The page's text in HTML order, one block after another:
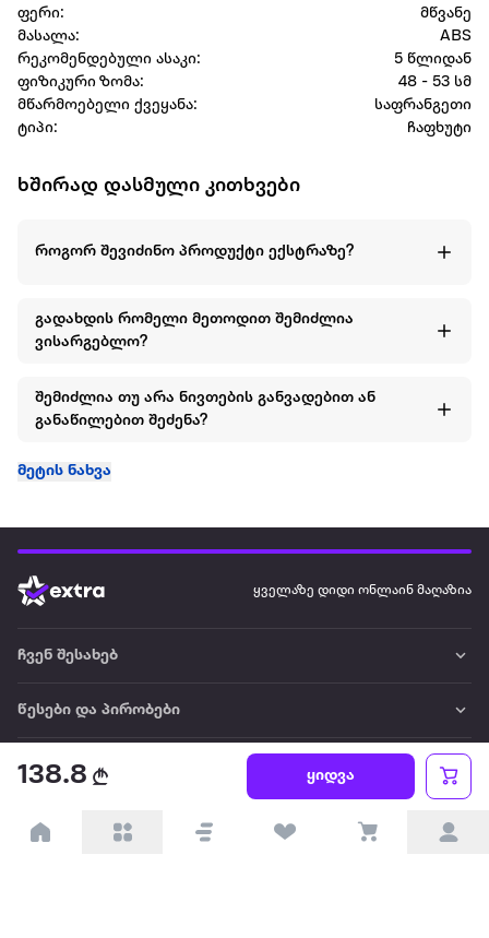
138.8 ყიდვა
ფერი:
მწვანე
მასალა:
ABS
რეკომენდებული ასაკი:
5 წლიდან
ფიზიკური ზომა:
48 - 53 სმ
მწარმოებელი ქვეყანა:
საფრანგეთი
ტიპი:
ჩაფხუტი
ხშირად დასმული კითხვები
როგორ შევიძინო პროდუქტი ექსტრაზე?
გადახდის რომელი მეთოდით შემიძლია
ვისარგებლო?
შემიძლია თუ არა ნივთების განვადებით ან
განაწილებით შეძენა?
მეტის ნახვა
ყველაზე დიდი ონლაინ მაღაზია
ჩვენ შესახებ
წესები და პირობები
პარტნიორებისთვის
ტრენდული